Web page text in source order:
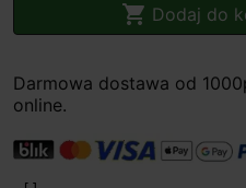
 Dodaj do
Darmowa dostawa od
online.